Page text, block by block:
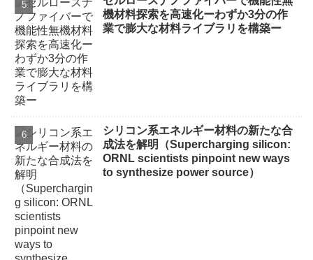
機材料探索を高速化ーわずか3分の作
業で膨大な材料ライブラリを構築ー
シリコン系エネルギー材料の新たな合
成法を解明（Supercharging silicon:
ORNL scientists pinpoint new ways
to synthesize power source）